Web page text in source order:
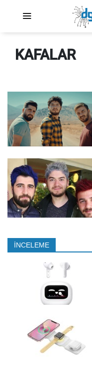
KAFALAR
İNCELEME